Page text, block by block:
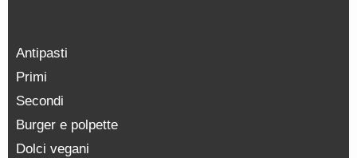
Antipasti
Primi
Secondi
Burger e polpette
Dolci vegani